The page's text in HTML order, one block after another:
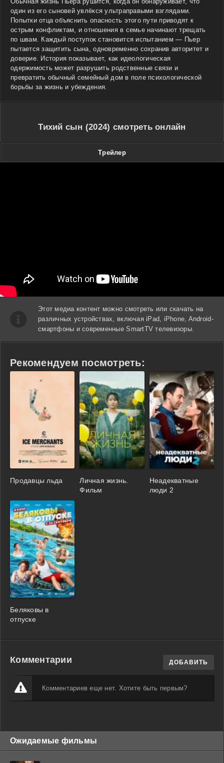
один из его сыновей увлёкся ультраправыми взглядами.
Попытки отца объяснить опасность этого пути приводят к
острым конфликтам, и отношения в семье начинают трещать
по швам. Каждый поступок становится испытанием — Пьер
пытается защитить сына, одновременно сохранив авторитет и
доверие. История показывает, как идеологическая
одержимость может разрушить родственные связи и
превратить обычный семейный дом в поле психологической
борьбы за жизнь и убеждения.
Тихий сын (2024) смотреть онлайн
Трейлер
Этот медиа контент можно смотреть или скачать на
различных устройствах, включая iPad, iPhone, Android-
смартфоны и современные SmartTV телевизоры.
Рекомендуем посмотреть:
Продавцы льда
Личная жизнь.
Фильм
Неадекватные
люди 2
Беляковы в
отпуске
Комментарии ДОБАВИТЬ
Комментариев еще нет. Хотите быть первым?
Ожидаемые фильмы